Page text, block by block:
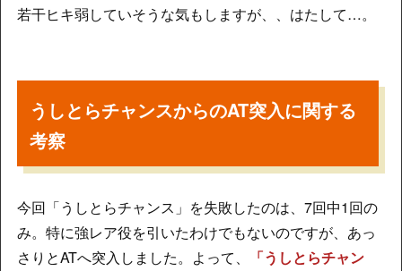
若干ヒキ弱していそうな気もしますが、、はたして…。
うしとらチャンスからのAT突入に関する
考察
今回「うしとらチャンス」を失敗したのは、7回中1回の
み。特に強レア役を引いたわけでもないのですが、あっ
さりとATへ突入しました。よって、
「うしとらチャン